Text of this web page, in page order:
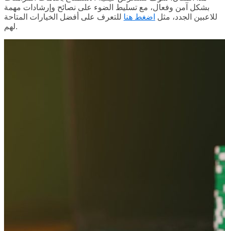
بشكل آمن وفعال، مع تسليط الضوء على نصائح وإرشادات مهمة
للاعبين الجدد، مثل اضغط هنا للتعرف على أفضل الخيارات المتاحة
لهم.